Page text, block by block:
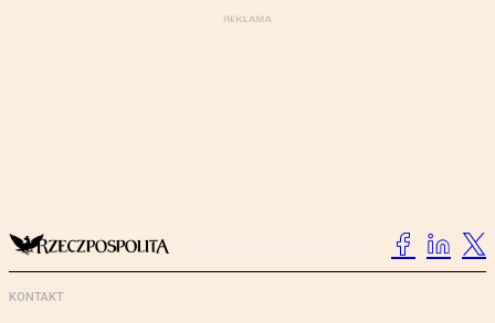
KONTAKT